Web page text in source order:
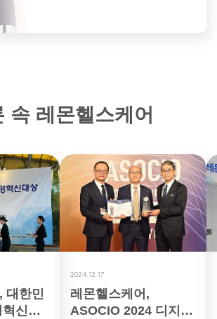
속 레몬헬스케어
대한민
신대
2024.12.17
레몬헬스케어,
ASOCIO 2024 디지털